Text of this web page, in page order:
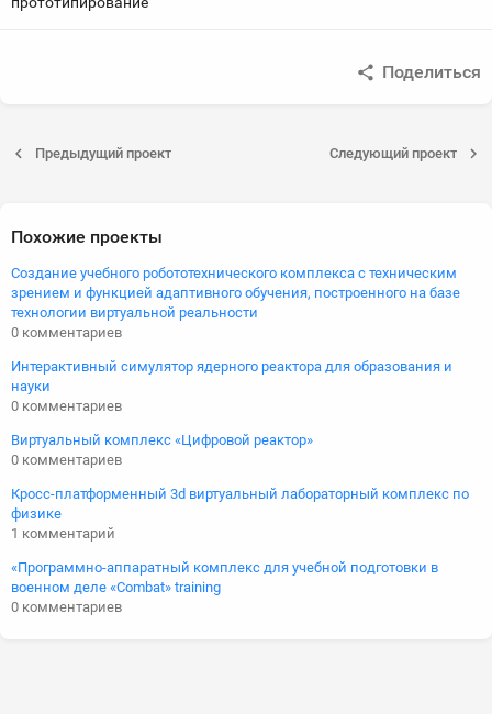
Поделиться
Предыдущий проект Следующий проект
Похожие проекты
Создание учебного робототехнического комплекса с техническим
зрением и функцией адаптивного обучения, построенного на базе
технологии виртуальной реальности
0 комментариев
Интерактивный симулятор ядерного реактора для образования и
науки
0 комментариев
Виртуальный комплекс «Цифровой реактор»
0 комментариев
Кросс-платформенный 3d виртуальный лабораторный комплекс по
физике
1 комментарий
«Программно-аппаратный комплекс для учебной подготовки в
военном деле «Combat» training
0 комментариев